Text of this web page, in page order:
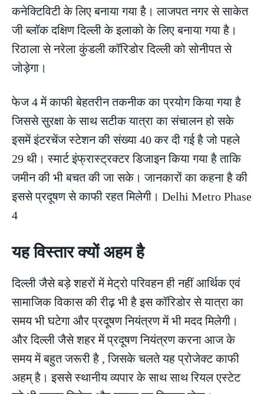
कनेक्टिविटी के लिए बनाया गया है। लाजपत नगर से साकेत
जी ब्लॉक दक्षिण दिल्ली के इलाको के लिए बनाया गया है।
रिठाला से नरेला कुंडली कॉरिडोर दिल्ली को सोनीपत से
जोड़ेगा।
फेज 4 में काफी बेहतरीन तकनीक का प्रयोग किया गया है
जिससे सुरक्षा के साथ सटीक यात्रा का संचालन हो सके
इसमें इंटरचेंज स्टेशन की संख्या 40 कर दी गई है जो पहले
29 थी। स्मार्ट इंफ्रास्ट्रक्टर डिजाइन किया गया है ताकि
जमीन की भी बचत की जा सके। जानकारों का कहना है की
इससे प्रदूषण से काफी रहत मिलेगी। Delhi Metro Phase
4
यह विस्तार क्यों अहम है
दिल्ली जैसे बड़े शहरों में मेट्रो परिवहन ही नहीं आर्थिक एवं
सामाजिक विकास की रीढ़ भी है इस कॉरिडोर से यात्रा का
समय भी घटेगा और प्रदूषण नियंत्रण में भी मदद मिलेगी।
और दिल्ली जैसे शहर में प्रदूषण नियंत्रण करना आज के
समय में बहुत जरूरी है , जिसके चलते यह प्रोजेक्ट काफी
अहम् है। इससे स्थानीय व्यपार के साथ साथ रियल एस्टेट